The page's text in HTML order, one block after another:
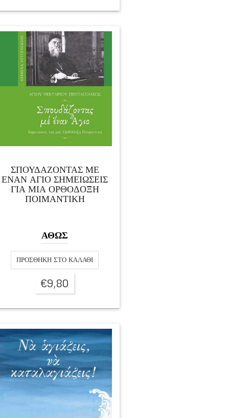
ΣΠΟΥΔΑΖΟΝΤΑΣ ΜΕ
ΕΝΑΝ ΑΓΙΟ ΣΗΜΕΙΩΣΕΙΣ
ΓΙΑ ΜΙΑ ΟΡΘΟΔΟΞΗ
ΠΟΙΜΑΝΤΙΚΗ
ΑΘΩΣ
ΠΡΟΣΘΉΚΗ ΣΤΟ ΚΑΛΆΘΙ
€9,80